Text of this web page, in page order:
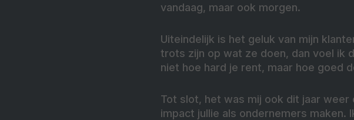
vandaag, maar ook morgen.
Uiteindelijk is het geluk van mijn
trots zijn op wat ze doen, dan voel ik
niet hoe hard je rent, maar hoe goed
Tot slot, het was mij ook dit jaar
impact jullie als ondernemers maken.